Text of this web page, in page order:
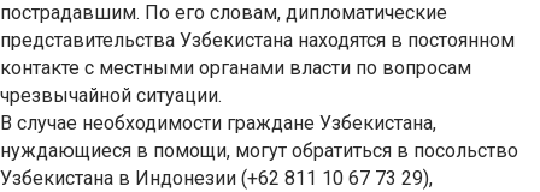
пострадавшим. По его словам, дипломатические
представительства Узбекистана находятся в постоянном
контакте с местными органами власти по вопросам
чрезвычайной ситуации.
В случае необходимости граждане Узбекистана,
нуждающиеся в помощи, могут обратиться в посольство
Узбекистана в Индонезии (+62 811 10 67 73 29),